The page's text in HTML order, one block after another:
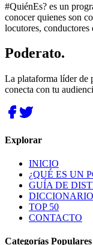
#QuiénEs? es un
conocer quienes son
locutores,
Poderato.
La plataforma líder de
conecta con tu
Explorar
INICIO
¿QUÉ ES UN
GUÍA DE
DICCIONARIO
TOP 50
CONTACTO
Categorías Populares